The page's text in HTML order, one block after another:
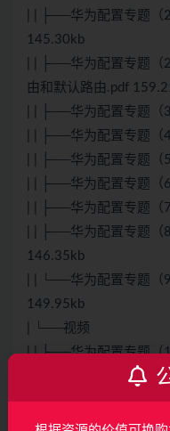
| | ├──华为配置专题（
145.30kb
| | ├──华为配置专题（
由和默认路由.pdf
| | ├──华为配置专题（
| | ├──华为配置专题（
| | ├──华为配置专题（
| | ├──华为配置专题（
| | ├──华为配置专题
| | ├──华为配置专题（
146.35kb
| | └──华为配置专题（
149.95kb
| └──视频
| | ├──华为配置专题（
| | ├──华为配置专题（
| | ├──华为配置专题（
| | ├──华为配置专题